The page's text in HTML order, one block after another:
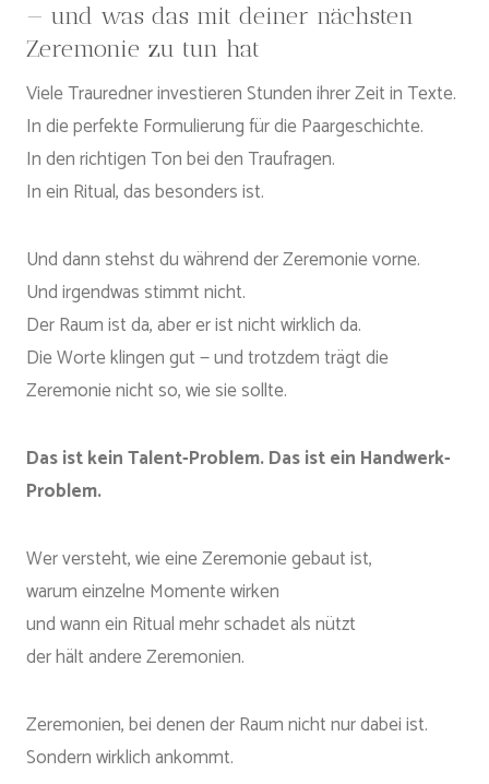
— und was das mit deiner nächsten
Zeremonie zu tun hat
Viele Trauredner investieren Stunden ihrer Zeit in Texte.
In die perfekte Formulierung für die Paargeschichte.
In den richtigen Ton bei den Traufragen.
In ein Ritual, das besonders ist.
Und dann stehst du während der Zeremonie vorne.
Und irgendwas stimmt nicht.
Der Raum ist da, aber er ist nicht wirklich da.
Die Worte klingen gut — und trotzdem trägt die
Zeremonie nicht so, wie sie sollte.
Das ist kein Talent-Problem. Das ist ein Handwerk-
Problem.
Wer versteht, wie eine Zeremonie gebaut ist,
warum einzelne Momente wirken
und wann ein Ritual mehr schadet als nützt
der hält andere Zeremonien.
Zeremonien, bei denen der Raum nicht nur dabei ist.
Sondern wirklich ankommt.